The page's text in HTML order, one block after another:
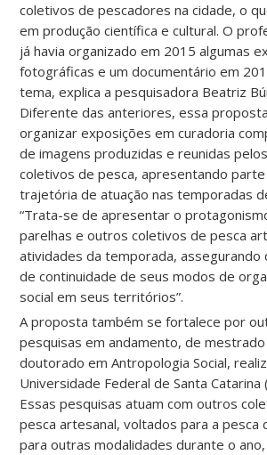
coletivos de pescadores na cidade, o
em produção científica e cultural. O
já havia organizado em 2015 algumas
fotográficas e um documentário em
tema, explica a pesquisadora Beatriz
Diferente das anteriores, essa
organizar exposições em curadoria
de imagens produzidas e reunidas
coletivos de pesca, apresentando parte
trajetória de atuação nas temporadas
“Trata-se de apresentar o
parelhas e outros coletivos de pesca
atividades da temporada, assegurando
de continuidade de seus modos de
social em seus territórios”.
A proposta também se fortalece por
pesquisas em andamento, de
doutorado em Antropologia Social,
Universidade Federal de Santa Catarina
Essas pesquisas atuam com outros
pesca artesanal, voltados para a pesca
para outras modalidades durante o